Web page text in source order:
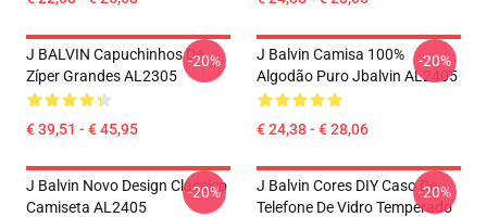
J BALVIN Capuchinhos De
Zíper Grandes AL2305
€ 39,51 - € 45,95
-20%
J Balvin Camisa 100%
Algodão Puro Jbalvin AL2405
€ 24,38 - € 28,06
-20%
J Balvin Novo Design Clássico
Camiseta AL2405
-20%
J Balvin Cores DIY Caso De
Telefone De Vidro Temperado
-20%